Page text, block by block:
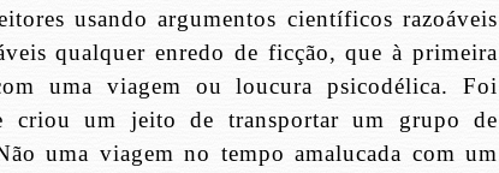
usando argumentos científicos razoáveis
qualquer enredo de ficção, que à primeira
uma viagem ou loucura psicodélica. Foi
criou um jeito de transportar um grupo de
uma viagem no tempo amalucada com um